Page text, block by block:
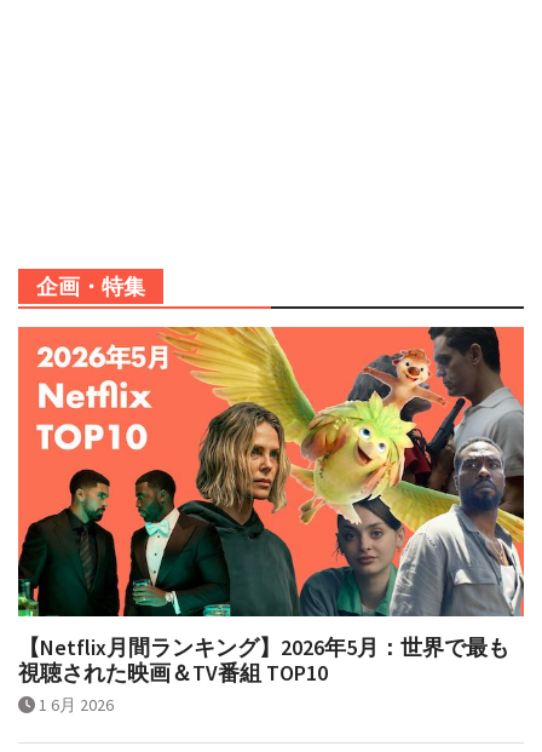
企画・特集
【Netflix月間ランキング】2026年5月：世界で最も
視聴された映画＆TV番組 TOP10
1 6月 2026